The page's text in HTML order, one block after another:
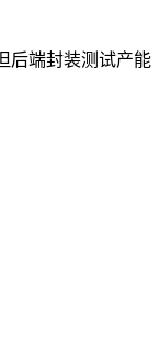
后端封装测试产能